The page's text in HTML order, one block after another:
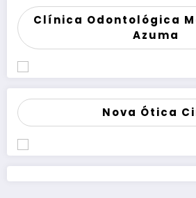
Clínica Odontológica
Azuma
Nova Ótica